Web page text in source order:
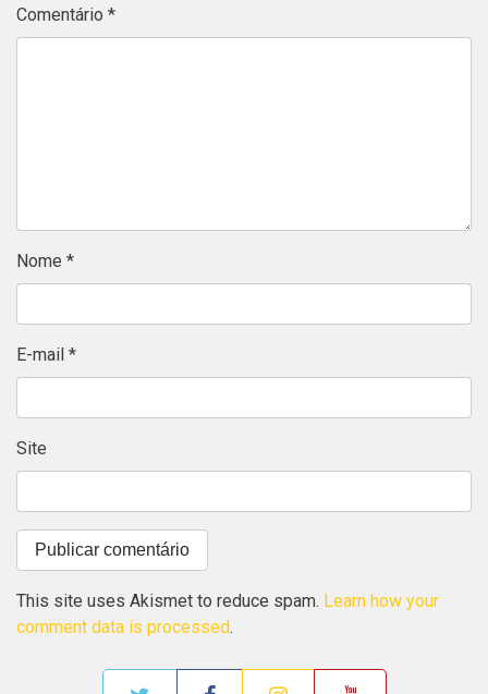
Comentário *
Nome *
E-mail *
Site
This site uses Akismet to reduce spam. Learn how your
comment data is processed.